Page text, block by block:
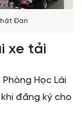
Đan
xe tải
Học Lái
đăng ký cho